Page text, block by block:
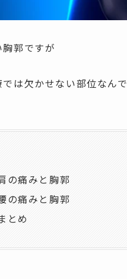
郭ですが
は欠かせない部位なん
の痛みと胸郭
の痛みと胸郭
とめ